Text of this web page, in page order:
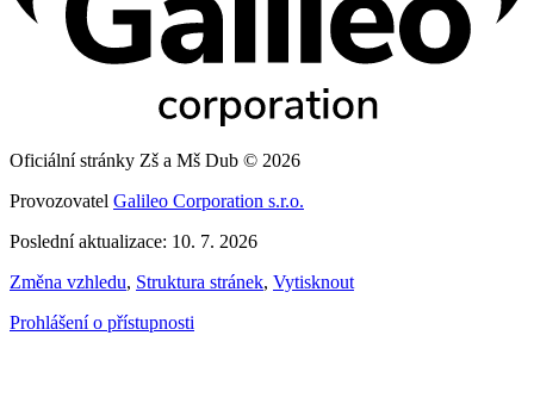
Oficiální stránky Zš a Mš Dub © 2026
Provozovatel Galileo Corporation s.r.o.
Poslední aktualizace: 10. 7. 2026
Změna vzhledu, Struktura stránek, Vytisknout
Prohlášení o přístupnosti